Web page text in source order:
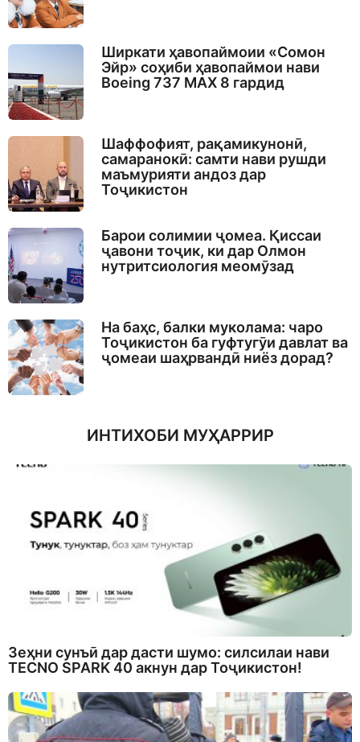
Ширкати ҳавопаймоии «Сомон
Эйр» соҳиби ҳавопаймои нави
Boeing 737 MAX 8 гардид
Шаффофият, рақамикунонӣ,
самаранокӣ: самти нави рушди
маъмурияти андоз дар
Тоҷикистон
Барои солимии ҷомеа. Қиссаи
ҷавони тоҷик, ки дар Олмон
нутритсиология меомӯзад
На баҳс, балки муколама: чаро
Тоҷикистон ба гуфтугӯи давлат ва
ҷомеаи шаҳрвандӣ ниёз дорад?
ИНТИХОБИ МУҲАРРИР
Зеҳни сунъӣ дар дасти шумо: силсилаи нави
TECNO SPARK 40 акнун дар Тоҷикистон!